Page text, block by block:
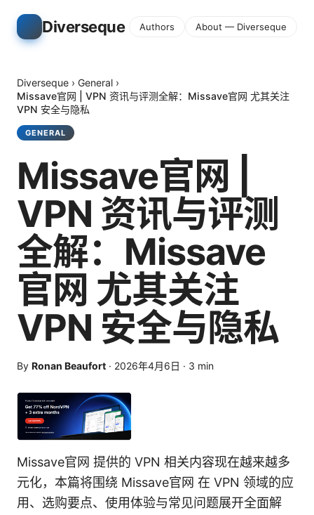
Diverseque Authors About — Diverseque
Diverseque › General ›
Missave官网 | VPN 资讯与评测全解：Missave官网 尤其关注
VPN 安全与隐私
GENERAL
Missave官网 |
VPN 资讯与评测
全解：Missave
官网 尤其关注
VPN 安全与隐私
By Ronan Beaufort · 2026年4月6日 · 3 min
Missave官网 提供的 VPN 相关内容现在越来越多
元化，本篇将围绕 Missave官网 在 VPN 领域的应
用、选购要点、使用体验与常见问题展开全面解